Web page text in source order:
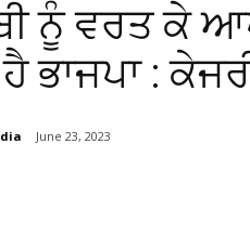
ਨੂੰ ਵਰਤ ਕੇ
ਭਾਜਪਾ :
June 23, 2023